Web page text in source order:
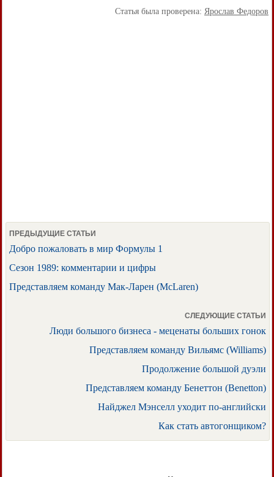
Статья была проверена: Ярослав Федоров
ПРЕДЫДУЩИЕ СТАТЬИ
Добро пожаловать в мир Формулы 1
Сезон 1989: комментарии и цифры
Представляем команду Мак-Ларен (McLaren)
СЛЕДУЮЩИЕ СТАТЬИ
Люди большого бизнеса - меценаты больших гонок
Представляем команду Вильямс (Williams)
Продолжение большой дуэли
Представляем команду Бенеттон (Benetton)
Найджел Мэнселл уходит по-английски
Как стать автогонщиком?